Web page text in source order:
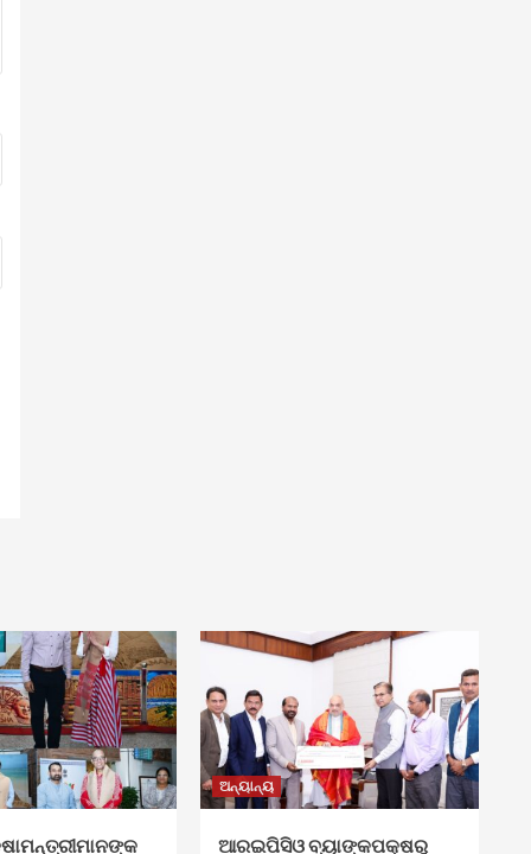
ଅନ୍ୟାନ୍ୟ
ଆରଇପିସିଓ ବ୍ୟାଙ୍କପକ୍ଷରୁ